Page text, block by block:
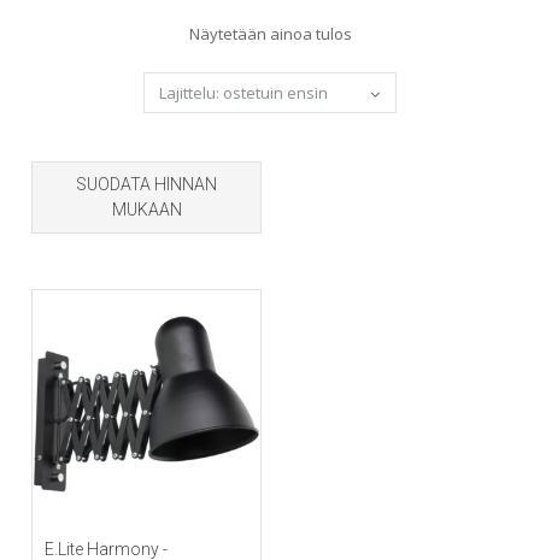
Näytetään ainoa tulos
SUODATA HINNAN
MUKAAN
E.Lite Harmony -